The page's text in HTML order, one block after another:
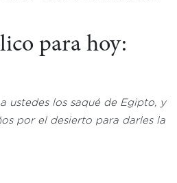
para hoy:
ustedes los saqué de Egipto, y
por el desierto para darles la